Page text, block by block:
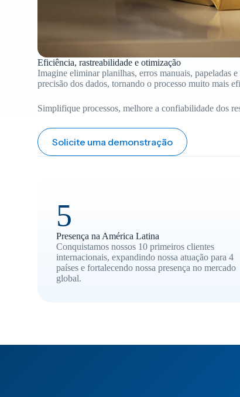
Eficiência, rastreabilidade e otimização
Imagine eliminar planilhas, erros manuais, papeladas
precisão dos dados, tornando o processo muito mais
Simplifique processos, melhore a confiabilidade dos
Solicite uma demonstração
5
Presença na América Latina
Conquistamos nossos 10 primeiros clientes
internacionais, expandindo nossa atuação para 4
países e fortalecendo nossa presença no mercado
global.